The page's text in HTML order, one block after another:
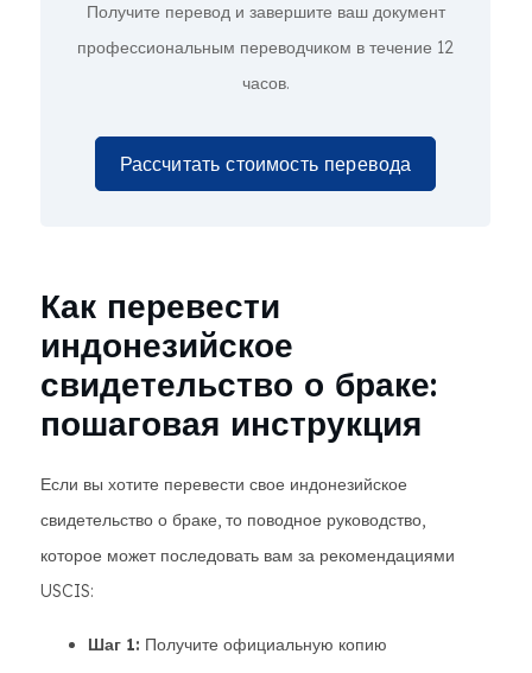
Получите перевод и завершите ваш документ
профессиональным переводчиком в течение 12
часов.
Рассчитать стоимость перевода
Как перевести
индонезийское
свидетельство о браке:
пошаговая инструкция
Если вы хотите перевести свое индонезийское
свидетельство о браке, то поводное руководство,
которое может последовать вам за рекомендациями
USCIS:
Шаг 1: Получите официальную копию